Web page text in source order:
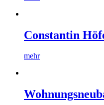
Constantin
mehr